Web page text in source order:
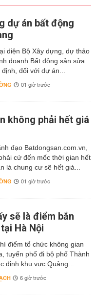
dự án bất động
diện Bộ Xây dựng, dự thảo
doanh Bất động sản sửa
định, đối với dự án...
01 giờ trước
không phải hết giá
đạo Batdongsan.com.vn,
cứ đến mốc thời gian hết
là chung cư sẽ hết giá...
01 giờ trước
sẽ là điểm bắn
Hà Nội
điểm tổ chức không gian
tuyến phố đi bộ phố Thành
định khu vực Quảng...
6 giờ trước